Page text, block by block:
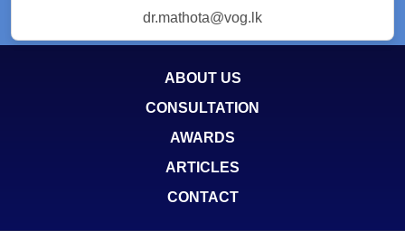
dr.mathota@vog.lk
ABOUT US
CONSULTATION
AWARDS
ARTICLES
CONTACT